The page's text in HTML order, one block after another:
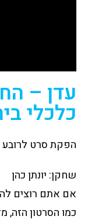
עדן –
כלכלי
הפקת סרט
שחקן: יונתן כהן
אם אתם רוצים
כמו הסרטון הזה,